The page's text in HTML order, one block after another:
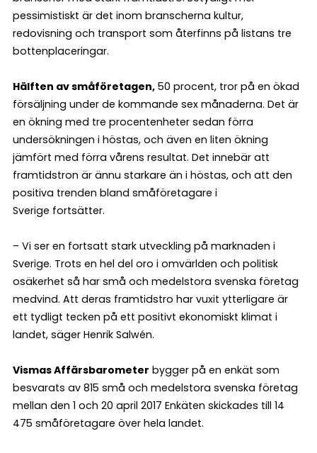
pessimistiskt är det inom branscherna kultur,
redovisning och transport som återfinns på listans tre
bottenplaceringar.
Hälften av småföretagen, 50 procent, tror på en ökad
försäljning under de kommande sex månaderna. Det är
en ökning med tre procentenheter sedan förra
undersökningen i höstas, och även en liten ökning
jämfört med förra vårens resultat. Det innebär att
framtidstron är ännu starkare än i höstas, och att den
positiva trenden bland småföretagare i
Sverige fortsätter.
– Vi ser en fortsatt stark utveckling på marknaden i
Sverige. Trots en hel del oro i omvärlden och politisk
osäkerhet så har små och medelstora svenska företag
medvind. Att deras framtidstro har vuxit ytterligare är
ett tydligt tecken på ett positivt ekonomiskt klimat i
landet, säger Henrik Salwén.
Vismas Affärsbarometer bygger på en enkät som
besvarats av 815 små och medelstora svenska företag
mellan den 1 och 20 april 2017 Enkäten skickades till 14
475 småföretagare över hela landet.